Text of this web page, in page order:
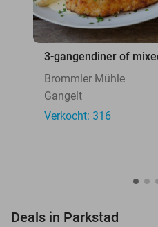
3-gangendiner of
Brommler Mühle
Gangelt
Verkocht: 316
Deals in Parkstad